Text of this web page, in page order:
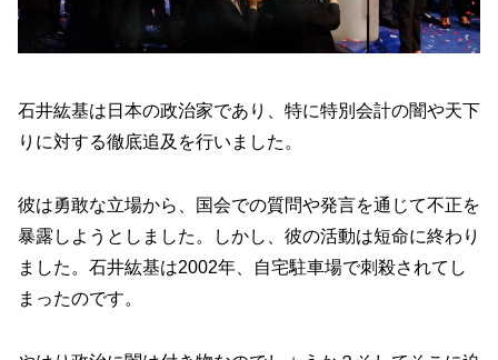
石井紘基は日本の政治家であり、特に特別会計の闇や天下
りに対する徹底追及を行いました。
彼は勇敢な立場から、国会での質問や発言を通じて不正を
暴露しようとしました。しかし、彼の活動は短命に終わり
ました。石井紘基は2002年、自宅駐車場で刺殺されてし
まったのです。